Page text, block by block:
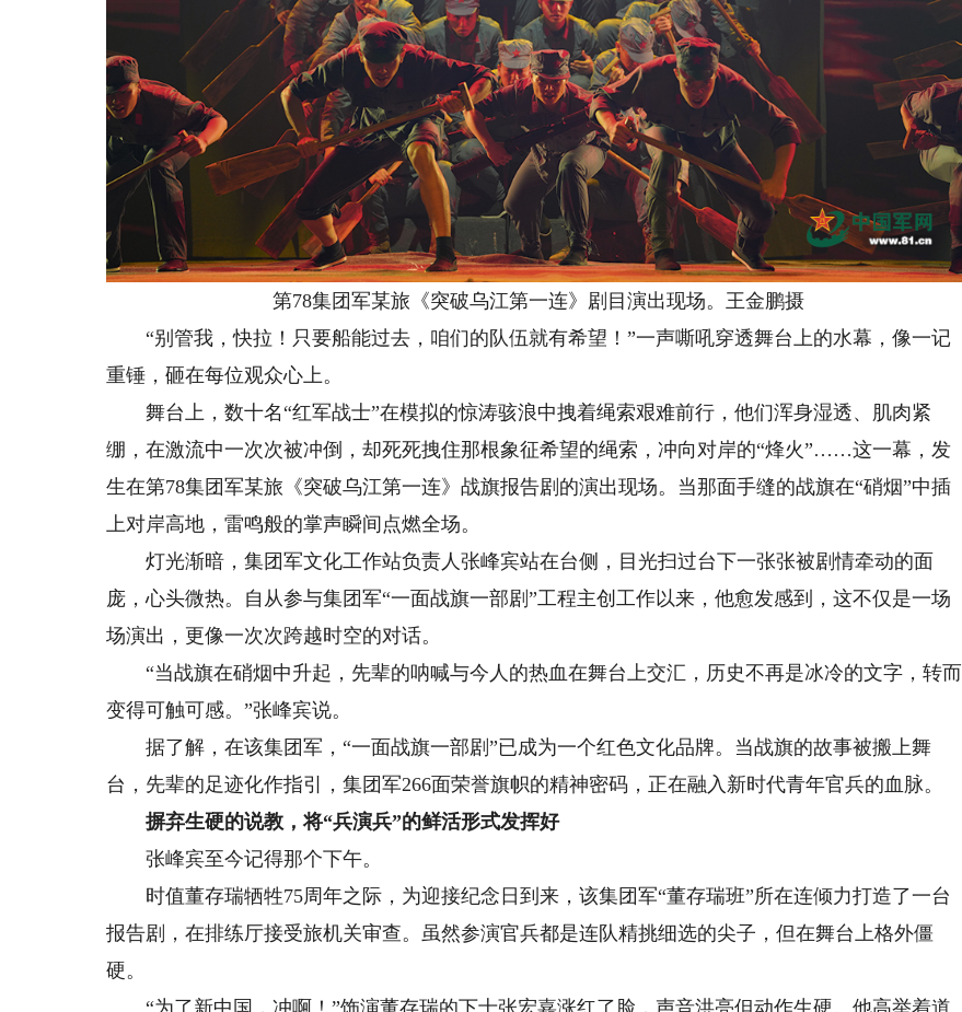
第78集团军某旅《突破乌江第一连》剧目演出现场。王金鹏摄
“别管我，快拉！只要船能过去，咱们的队伍就有希望！”一声嘶吼穿透舞台上的水幕，像一记
重锤，砸在每位观众心上。
舞台上，数十名“红军战士”在模拟的惊涛骇浪中拽着绳索艰难前行，他们浑身湿透、肌肉紧
绷，在激流中一次次被冲倒，却死死拽住那根象征希望的绳索，冲向对岸的“烽火”……这一幕，发
生在第78集团军某旅《突破乌江第一连》战旗报告剧的演出现场。当那面手缝的战旗在“硝烟”中插
上对岸高地，雷鸣般的掌声瞬间点燃全场。
灯光渐暗，集团军文化工作站负责人张峰宾站在台侧，目光扫过台下一张张被剧情牵动的面
庞，心头微热。自从参与集团军“一面战旗一部剧”工程主创工作以来，他愈发感到，这不仅是一场
场演出，更像一次次跨越时空的对话。
“当战旗在硝烟中升起，先辈的呐喊与今人的热血在舞台上交汇，历史不再是冰冷的文字，转而
变得可触可感。”张峰宾说。
据了解，在该集团军，“一面战旗一部剧”已成为一个红色文化品牌。当战旗的故事被搬上舞
台，先辈的足迹化作指引，集团军266面荣誉旗帜的精神密码，正在融入新时代青年官兵的血脉。
摒弃生硬的说教，将“兵演兵”的鲜活形式发挥好
张峰宾至今记得那个下午。
时值董存瑞牺牲75周年之际，为迎接纪念日到来，该集团军“董存瑞班”所在连倾力打造了一台
报告剧，在排练厅接受旅机关审查。虽然参演官兵都是连队精挑细选的尖子，但在舞台上格外僵
硬。